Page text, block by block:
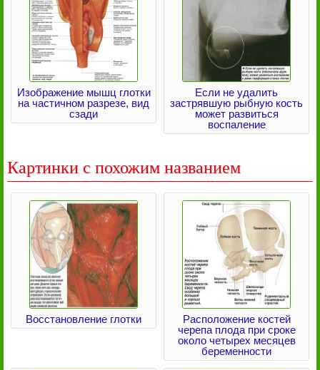
Изображение мышц глотки
на частичном разрезе, вид
сзади
Если не удалить
застрявшую рыбную кость
может развиться
воспаление
Картинки с похожим названием
Восстановление глотки
Расположение костей
черепа плода при сроке
около четырех месяцев
беременности